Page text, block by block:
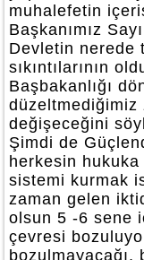
muhalefetin
Başkanımız
Devletin nerede
sıkıntılarının
Başbakanlığı
düzeltmediğimiz
değişeceğini
Şimdi de
herkesin
sistemi kurmak
zaman gelen
olsun 5 -6 sene
çevresi
bozulmayacağı,